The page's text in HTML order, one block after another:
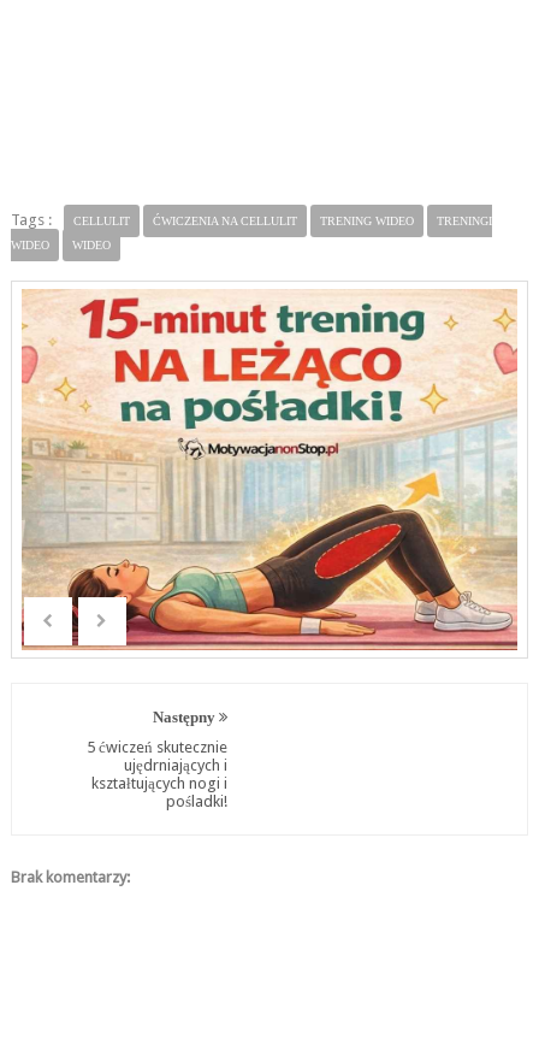
Tags : CELLULIT ĆWICZENIA NA CELLULIT TRENING WIDEO
TRENINGI
WIDEO
WIDEO
Następny
5 ćwiczeń skutecznie
ujędrniających i
kształtujących nogi i
pośladki!
Brak komentarzy: